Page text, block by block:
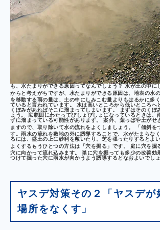
も、水たまりができる原因ってなんでしょう？ 水が土の中に
からと考えがちですが、 水たまりができる原因は、地表の水
を移動する雨の量は、土の中にしみこむ量よりもはるかに多
ていると言われています。 水は高いところから低いところへ
くぼみがあればそこに溜まってしまいます。 まずはそのくぼ
ょう。 広範囲にわたってびしょびしょになっているときは、
ずに溜まっている可能性があります。 案外、葉っぱや土がせ
ますので、取り除いて水の流れをよくしましょう。
「傾斜を
す。雨水の流れを敷地の外に誘導することで、水がたまらな
るには、盛土の上に砂利を敷いたり、芝を張ったりするとよ
よくするもうひとつの方法は 「穴を掘る」 です。 庭に穴を掘
穴に向かって流れ込みます。 単に穴を掘っても多少の改善効
つけて掘った穴に雨水が向かうよう誘導するとなおよいでしょ
ヤスデ対策その２「ヤスデが
場所をなくす」